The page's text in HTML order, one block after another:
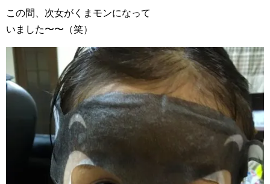
この間、次女がくまモンになって
いました〜〜（笑）